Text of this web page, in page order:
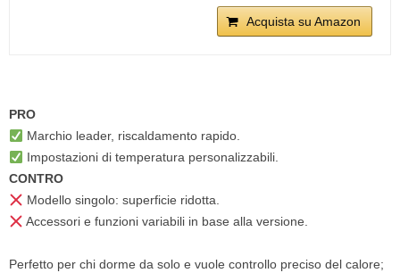
Acquista su Amazon
PRO
Marchio leader, riscaldamento rapido.
Impostazioni di temperatura personalizzabili.
CONTRO
Modello singolo: superficie ridotta.
Accessori e funzioni variabili in base alla versione.
Perfetto per chi dorme da solo e vuole controllo preciso del calore;